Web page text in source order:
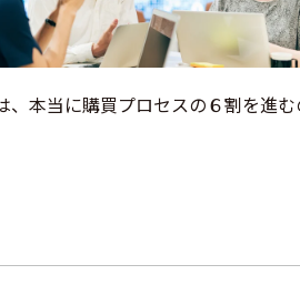
本当に購買プロセスの６割を進